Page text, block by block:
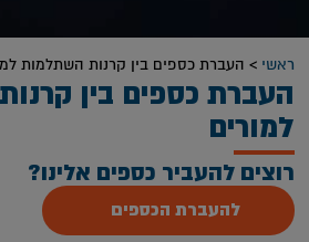
ראשי > העברת כספים בין קרנות השתלמות
העברת כספים בין
למורים
רוצים להעביר כספים אלינו?
להעברת הכספים